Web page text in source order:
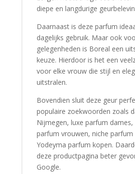
diepe en langdurige
Daarnaast is deze parfum
dagelijks gebruik. Maar ook
gelegenheden is Boreal een
keuze. Hierdoor is het een
voor elke vrouw die stijl en
uitstralen.
Bovendien sluit deze geur
populaire zoekwoorden zoals
Nijmegen, luxe parfum
parfum vrouwen, niche parfum
Yodeyma parfum kopen.
deze productpagina beter
Google.